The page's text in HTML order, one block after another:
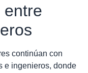
entre
continúan con
e ingenieros, donde